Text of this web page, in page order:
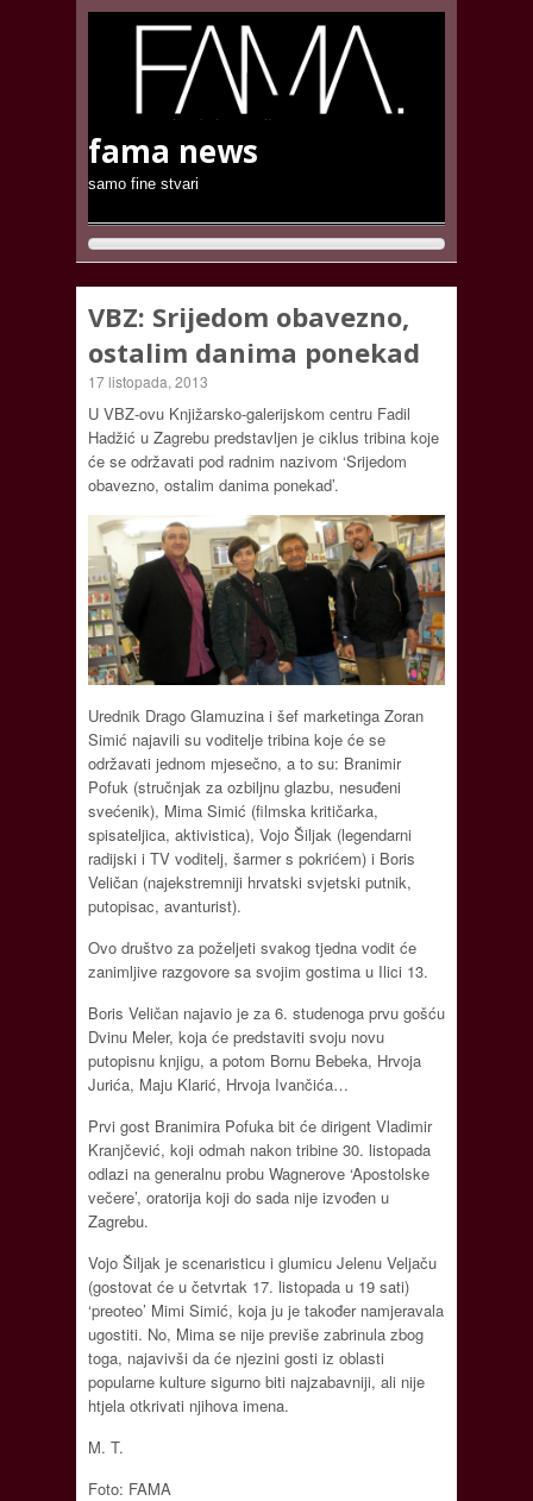
fama news
samo fine stvari
VBZ: Srijedom obavezno,
ostalim danima ponekad
17 listopada, 2013
U VBZ-ovu Knjižarsko-galerijskom centru Fadil
Hadžić u Zagrebu predstavljen je ciklus tribina koje
će se održavati pod radnim nazivom ‘Srijedom
obavezno, ostalim danima ponekad’.
Urednik Drago Glamuzina i šef marketinga Zoran
Simić najavili su voditelje tribina koje će se
održavati jednom mjesečno, a to su: Branimir
Pofuk (stručnjak za ozbiljnu glazbu, nesuđeni
svećenik), Mima Simić (filmska kritičarka,
spisateljica, aktivistica), Vojo Šiljak (legendarni
radijski i TV voditelj, šarmer s pokrićem) i Boris
Veličan (najekstremniji hrvatski svjetski putnik,
putopisac, avanturist).
Ovo društvo za poželjeti svakog tjedna vodit će
zanimljive razgovore sa svojim gostima u Ilici 13.
Boris Veličan najavio je za 6. studenoga prvu gošću
Dvinu Meler, koja će predstaviti svoju novu
putopisnu knjigu, a potom Bornu Bebeka, Hrvoja
Jurića, Maju Klarić, Hrvoja Ivančića…
Prvi gost Branimira Pofuka bit će dirigent Vladimir
Kranjčević, koji odmah nakon tribine 30. listopada
odlazi na generalnu probu Wagnerove ‘Apostolske
večere’, oratorija koji do sada nije izvođen u
Zagrebu.
Vojo Šiljak je scenaristicu i glumicu Jelenu Veljaču
(gostovat će u četvrtak 17. listopada u 19 sati)
‘preoteo’ Mimi Simić, koja ju je također namjeravala
ugostiti. No, Mima se nije previše zabrinula zbog
toga, najavivši da će njezini gosti iz oblasti
popularne kulture sigurno biti najzabavniji, ali nije
htjela otkrivati njihova imena.
M. T.
Foto: FAMA